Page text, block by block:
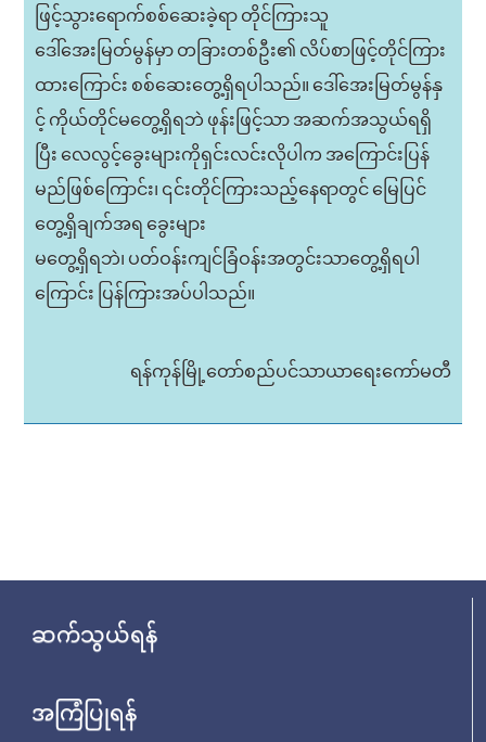
ဖြင့်သွားရောက်စစ်ဆေးခဲ့ရာ တိုင်ကြားသူ
ဒေါ်အေးမြတ်မွန်မှာ တခြားတစ်ဦး၏ လိပ်စာဖြင့်တိုင်ကြား
ထားကြောင်း စစ်ဆေးတွေ့ရှိရပါသည်။ ဒေါ်အေးမြတ်မွန်နှ
င့် ကိုယ်တိုင်မတွေ့ရှိရဘဲ ဖုန်းဖြင့်သာ အဆက်အသွယ်ရရှိ
ပြီး လေလွင့်ခွေးများကိုရှင်းလင်းလိုပါက အကြောင်းပြန်
မည်ဖြစ်ကြောင်း၊ ၎င်းတိုင်ကြားသည့်နေရာတွင် မြေပြင်
တွေ့ရှိချက်အရ ခွေးများ
မတွေ့ရှိရဘဲ၊ ပတ်ဝန်းကျင်ခြံဝန်းအတွင်းသာတွေ့ရှိရပါ
ကြောင်း ပြန်ကြားအပ်ပါသည်။
ရန်ကုန်မြို့တော်စည်ပင်သာယာရေးကော်မတီ
ဆက်သွယ်ရန်
အကြံပြုရန်